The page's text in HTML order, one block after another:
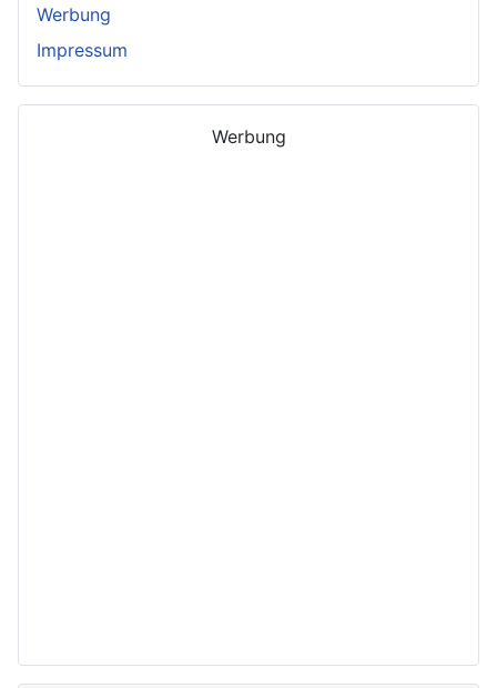
Werbung
Impressum
Werbung